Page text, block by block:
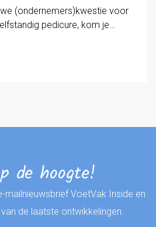
(ondernemers)kwestie voor
pedicure, kom je…
de hoogte!
mailnieuwsbrief VoetVak Inside en
de laatste ontwikkelingen.